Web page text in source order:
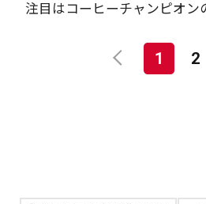
注目はコーヒーチャンピオン
1 2